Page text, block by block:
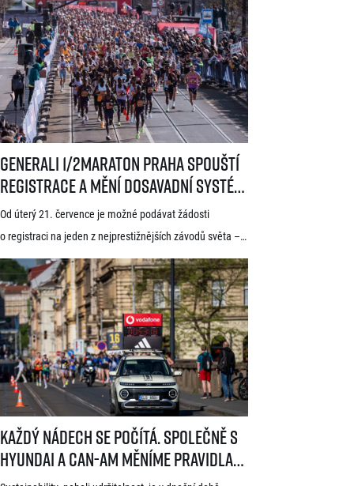
Generali 1/2Maraton Praha spouští
registrace a mění dosavadní systém!
Třítýdenní lhůta na podání žádosti
startuje 21. července
Od úterý 21. července je možné podávat žádosti
o registraci na jeden z nejprestižnějších závodů světa –
Generali 1/2Maraton Praha. Do povědomí běžců se
dostal nejen trasou vedoucí srdcem historické Prahy, ale
i tradicí a naprosto jedinečnou atmosférou. Pyšní se
známkou kvality World Athletics Elite Label, spadá do
seriálu evropských půlmaratonů zvaného SuperHalfs
a jedná se o nejžádanější z pěti závodů RunCzech Halfs.
[…]
Generali 1/2Maraton Praha spouští registrace a mění dosavadní
Každý nádech se počítá. Společně s
Hyundai a Can-Am měníme pravidla
Každý nádech se počítá. Společně s Hyundai a Can-Am měníme